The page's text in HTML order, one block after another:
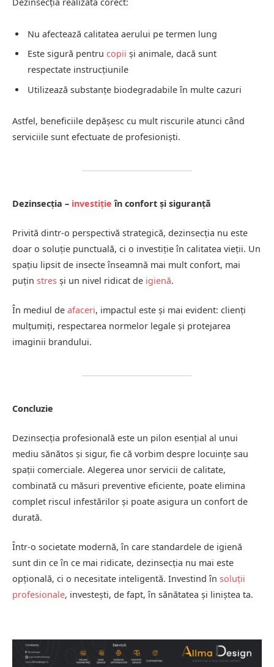
Nu afectează calitatea aerului pe termen lung
Este sigură pentru copii și animale, dacă sunt
respectate instrucțiunile
Utilizează substanțe biodegradabile în multe cazuri
Astfel, beneficiile depășesc cu mult riscurile atunci când
serviciile sunt efectuate de profesioniști.
Dezinsecția – investiție în confort și siguranță
Privită dintr-o perspectivă strategică, dezinsecția nu este
doar o soluție punctuală, ci o investiție în calitatea vieții. Un
spațiu lipsit de insecte înseamnă mai mult confort, mai
puțin stres și un nivel ridicat de igienă.
În mediul de afaceri, impactul este și mai evident: clienți
mulțumiți, respectarea normelor legale și protejarea
imaginii brandului.
Concluzie
Dezinsecția profesională este un pilon esențial al unui
mediu sănătos și sigur, fie că vorbim despre locuințe sau
spații comerciale. Alegerea unor servicii de calitate,
combinată cu măsuri preventive eficiente, poate elimina
complet riscul infestărilor și poate asigura un confort de
durată.
Într-o societate modernă, în care standardele de igienă
sunt din ce în ce mai ridicate, dezinsecția nu mai este
opțională, ci o necesitate inteligentă. Investind în soluții
profesionale, investești, de fapt, în sănătatea și liniștea ta.